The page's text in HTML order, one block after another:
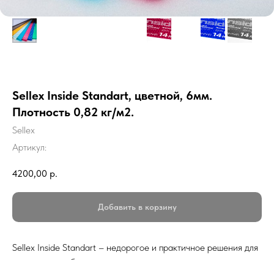
Sellex Inside Standart, цветной, 6мм.
Плотность 0,82 кг/м2.
Sellex
Артикул:
4200,00 р.
Добавить в корзину
Sellex Inside Standart – недорогое и практичное решения для